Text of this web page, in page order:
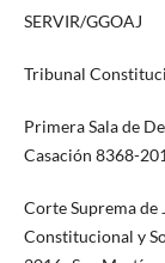
SERVIR/GGOAJ
Tribunal
Primera Sala de
Casación 8368-
Corte Suprema de
Constitucional y